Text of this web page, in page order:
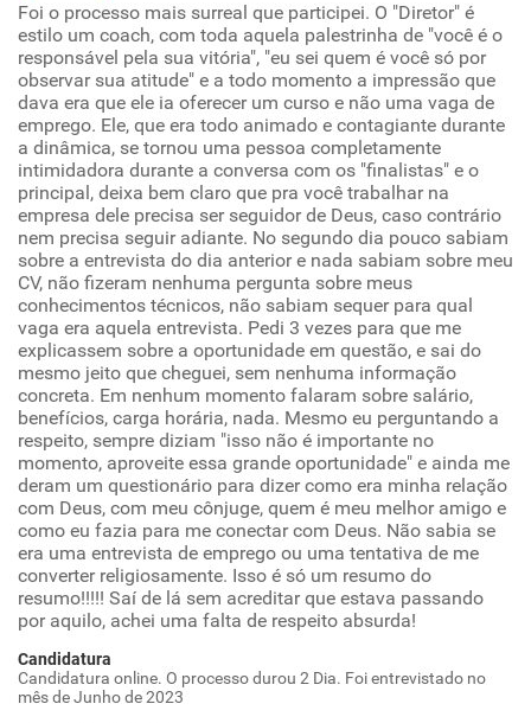
Foi o processo mais surreal que participei. O "Diretor" é
estilo um coach, com toda aquela palestrinha de "você é o
responsável pela sua vitória", "eu sei quem é você só por
observar sua atitude" e a todo momento a impressão que
dava era que ele ia oferecer um curso e não uma vaga de
emprego. Ele, que era todo animado e contagiante durante
a dinâmica, se tornou uma pessoa completamente
intimidadora durante a conversa com os "finalistas" e o
principal, deixa bem claro que pra você trabalhar na
empresa dele precisa ser seguidor de Deus, caso contrário
nem precisa seguir adiante. No segundo dia pouco sabiam
sobre a entrevista do dia anterior e nada sabiam sobre meu
CV, não fizeram nenhuma pergunta sobre meus
conhecimentos técnicos, não sabiam sequer para qual
vaga era aquela entrevista. Pedi 3 vezes para que me
explicassem sobre a oportunidade em questão, e sai do
mesmo jeito que cheguei, sem nenhuma informação
concreta. Em nenhum momento falaram sobre salário,
benefícios, carga horária, nada. Mesmo eu perguntando a
respeito, sempre diziam "isso não é importante no
momento, aproveite essa grande oportunidade" e ainda me
deram um questionário para dizer como era minha relação
com Deus, com meu cônjuge, quem é meu melhor amigo e
como eu fazia para me conectar com Deus. Não sabia se
era uma entrevista de emprego ou uma tentativa de me
converter religiosamente. Isso é só um resumo do
resumo!!!!! Saí de lá sem acreditar que estava passando
por aquilo, achei uma falta de respeito absurda!
Candidatura
Candidatura online. O processo durou 2 Dia. Foi entrevistado no
mês de Junho de 2023